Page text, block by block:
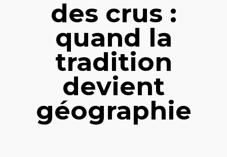
des crus :
quand la
tradition
devient
géographie